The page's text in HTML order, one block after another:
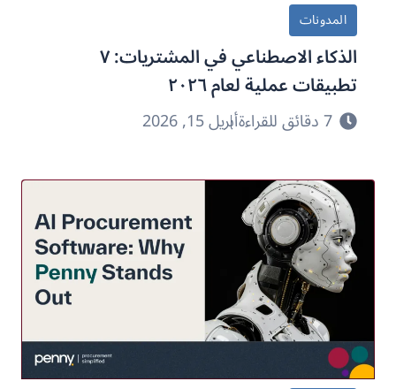
المدونات
الذكاء الاصطناعي في المشتريات: ٧
تطبيقات عملية لعام ٢٠٢٦
7 دقائق للقراءة أبريل 15, 2026